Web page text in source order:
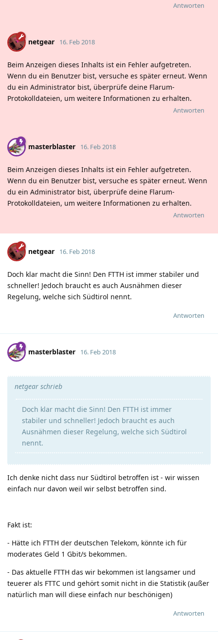
Antworten
netgear 16. Feb 2018
Beim Anzeigen dieses Inhalts ist ein Fehler aufgetreten.
Wenn du ein Benutzer bist, versuche es später erneut. Wenn
du ein Administrator bist, überprüfe deine Flarum-
Protokolldateien, um weitere Informationen zu erhalten.
Antworten
masterblaster 16. Feb 2018
Beim Anzeigen dieses Inhalts ist ein Fehler aufgetreten.
Wenn du ein Benutzer bist, versuche es später erneut. Wenn
du ein Administrator bist, überprüfe deine Flarum-
Protokolldateien, um weitere Informationen zu erhalten.
Antworten
netgear 16. Feb 2018
Doch klar macht die Sinn! Den FTTH ist immer stabiler und
schneller! Jedoch braucht es auch Ausnähmen dieser
Regelung, welche sich Südtirol nennt.
Antworten
masterblaster 16. Feb 2018
netgear schrieb
Doch klar macht die Sinn! Den FTTH ist immer
stabiler und schneller! Jedoch braucht es auch
Ausnähmen dieser Regelung, welche sich Südtirol
nennt.
Ich denke nicht dass nur Südtirol betroffen ist - wir wissen
einfach nur davon weil wir selbst betroffen sind.
Fakt ist:
- Hätte ich FTTH der deutschen Telekom, könnte ich für
moderates Geld 1 Gbit/s bekommen.
- Das aktuelle FTTH das wir bekommen ist langsamer und
teuerer als FTTC und gehört somit nicht in die Statistik (außer
natürlich man will diese einfach nur beschönigen)
Antworten